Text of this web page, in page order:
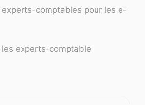
experts-comptables pour les e-
experts-comptable